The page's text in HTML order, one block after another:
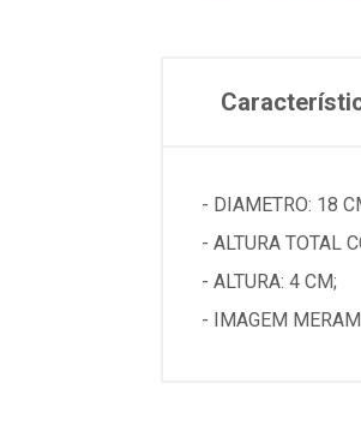
- DIAMETRO: 18
- ALTURA TOTAL
- ALTURA: 4 CM;
- IMAGEM